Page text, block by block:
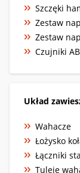
Szczęki
Zestaw
Zestaw
Czujniki
Układ
Wahacze
Łożysko
Łączniki
Tuleje